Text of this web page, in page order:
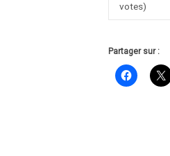
votes)
Partager sur :